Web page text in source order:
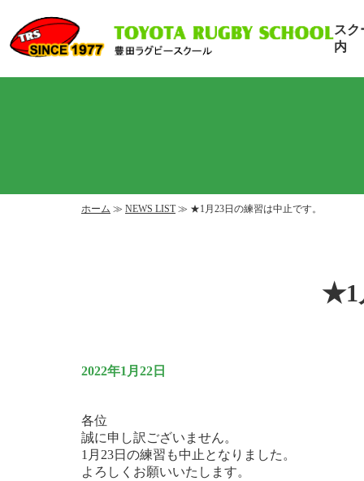
スク
内
ホーム ≫ NEWS LIST≫ ★1月23日の練習は中止です。
★1
2022年1月22日
各位
誠に申し訳ございません。
1月23日の練習も中止となりました。
よろしくお願いいたします。